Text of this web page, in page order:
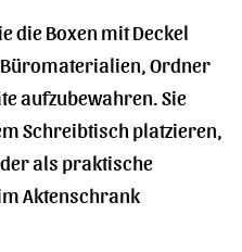
die Boxen mit Deckel
Ordner
aufzubewahren. Sie
Schreibtisch platzieren,
als praktische
Aktenschrank